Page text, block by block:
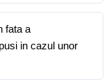
fata a
in cazul unor